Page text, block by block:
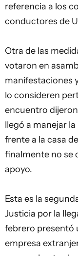
referencia a los
conductores de
Otra de las
votaron en
manifestaciones
lo consideren
encuentro
llegó a manejar
frente a la casa
finalmente no se
apoyo.
Esta es la
Justicia por la
febrero presentó
empresa